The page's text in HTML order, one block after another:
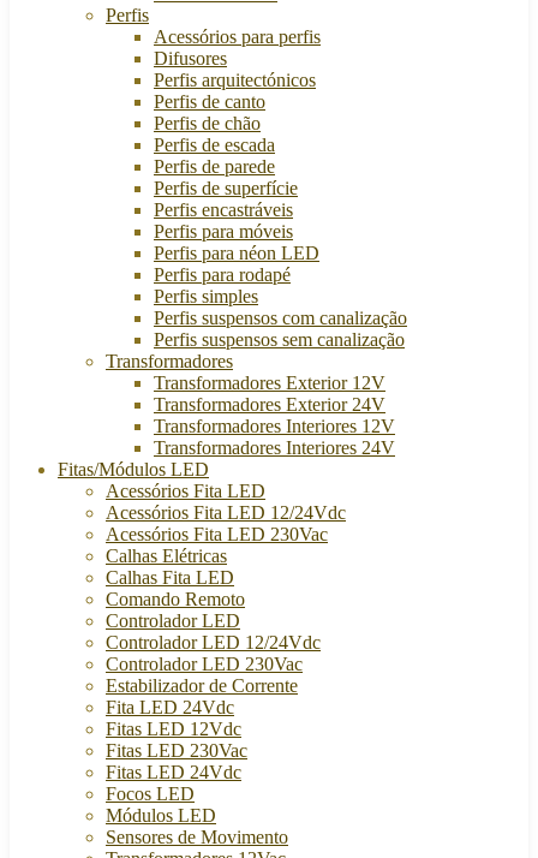
Perfis
Acessórios para perfis
Difusores
Perfis arquitectónicos
Perfis de canto
Perfis de chão
Perfis de escada
Perfis de parede
Perfis de superfície
Perfis encastráveis
Perfis para móveis
Perfis para néon LED
Perfis para rodapé
Perfis simples
Perfis suspensos com canalização
Perfis suspensos sem canalização
Transformadores
Transformadores Exterior 12V
Transformadores Exterior 24V
Transformadores Interiores 12V
Transformadores Interiores 24V
Fitas/Módulos LED
Acessórios Fita LED
Acessórios Fita LED 12/24Vdc
Acessórios Fita LED 230Vac
Calhas Elétricas
Calhas Fita LED
Comando Remoto
Controlador LED
Controlador LED 12/24Vdc
Controlador LED 230Vac
Estabilizador de Corrente
Fita LED 24Vdc
Fitas LED 12Vdc
Fitas LED 230Vac
Fitas LED 24Vdc
Focos LED
Módulos LED
Sensores de Movimento